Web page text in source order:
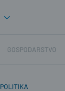
GOSPODARSTVO
POLITIKA